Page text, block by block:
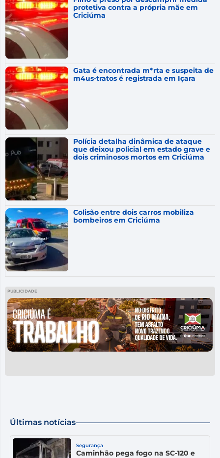
protetiva contra a própria mãe em
Criciúma
Gata é encontrada m*rta e suspeita de
m4us-tratos é registrada em Içara
Polícia detalha dinâmica de ataque
que deixou policial em estado grave e
dois criminosos mortos em Criciúma
Colisão entre dois carros mobiliza
bombeiros em Criciúma
PUBLICIDADE
Últimas notícias
Segurança
Caminhão pega fogo na SC-120 e